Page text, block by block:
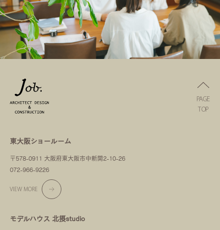
東大阪ショールーム
〒578-0911 大阪府東大阪市中新開2-10-26
072-966-9226
VIEW MORE
モデルハウス 北摂studio
PAGE
TOP